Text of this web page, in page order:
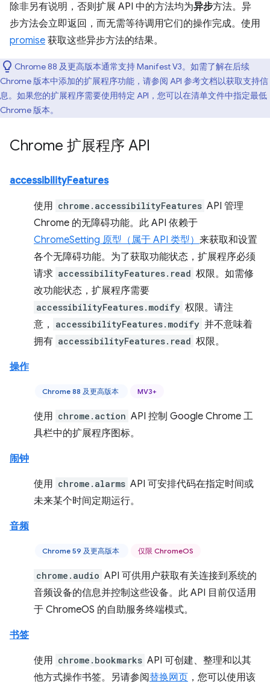
除非另有说明，否则扩展 API 中的方法均为异步方法。异
步方法会立即返回，而无需等待调用它们的操作完成。使用
promise 获取这些异步方法的结果。
Chrome 88 及更高版本通常支持 Manifest V3。如需了解在后续
Chrome 版本中添加的扩展程序功能，请参阅 API 参考文档以获取支持信
息。如果您的扩展程序需要使用特定 API，您可以在清单文件中指定最低
Chrome 版本。
Chrome 扩展程序 API
accessibilityFeatures
使用 chrome.accessibilityFeatures API 管理
Chrome 的无障碍功能。此 API 依赖于
ChromeSetting 原型（属于 API 类型） 来获取和设置
各个无障碍功能。为了获取功能状态，扩展程序必须
请求 accessibilityFeatures.read 权限。如需修
改功能状态，扩展程序需要
accessibilityFeatures.modify 权限。请注
意，
accessibilityFeatures.modify 并不意味着
拥有 accessibilityFeatures.read 权限。
操作
Chrome 88 及更高版本 MV3+
使用 chrome.action API 控制 Google Chrome 工
具栏中的扩展程序图标。
闹钟
使用 chrome.alarms API 可安排代码在指定时间或
未来某个时间定期运行。
音频
Chrome 59 及更高版本 仅限 ChromeOS
chrome.audio API 可供用户获取有关连接到系统的
音频设备的信息并控制这些设备。此 API 目前仅适用
于 ChromeOS 的自助服务终端模式。
书签
使用 chrome.bookmarks API 可创建、整理和以其
他方式操作书签。另请参阅替换网页 ，您可以使用该